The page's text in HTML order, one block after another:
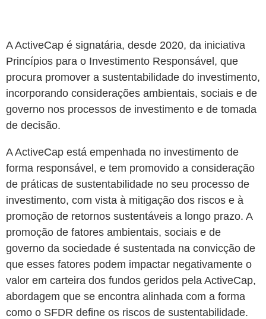
A ActiveCap é signatária, desde 2020, da iniciativa
Princípios para o Investimento Responsável, que
procura promover a sustentabilidade do investimento,
incorporando considerações ambientais, sociais e de
governo nos processos de investimento e de tomada
de decisão.
A ActiveCap está empenhada no investimento de
forma responsável, e tem promovido a consideração
de práticas de sustentabilidade no seu processo de
investimento, com vista à mitigação dos riscos e à
promoção de retornos sustentáveis a longo prazo. A
promoção de fatores ambientais, sociais e de
governo da sociedade é sustentada na convicção de
que esses fatores podem impactar negativamente o
valor em carteira dos fundos geridos pela ActiveCap,
abordagem que se encontra alinhada com a forma
como o SFDR define os riscos de sustentabilidade.